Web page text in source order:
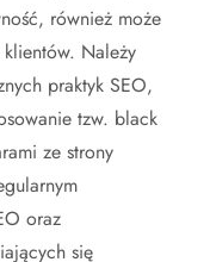
również może
Należy
praktyk SEO,
tzw. black
ze strony
oraz
się